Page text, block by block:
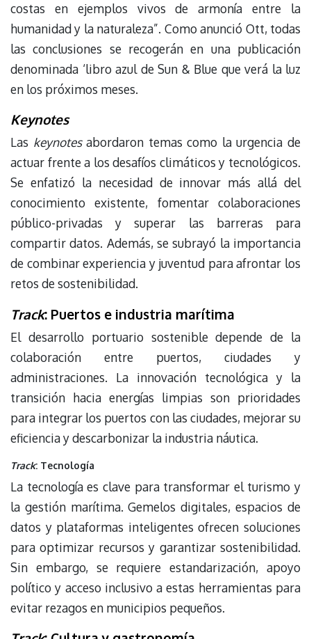
costas en ejemplos vivos de armonía entre la
humanidad y la naturaleza”. Como anunció Ott, todas
las conclusiones se recogerán en una publicación
denominada ‘libro azul de Sun & Blue que verá la luz
en los próximos meses.
Keynotes
Las keynotesabordaron temas como la urgencia de
actuar frente a los desafíos climáticos y tecnológicos.
Se enfatizó la necesidad de innovar más allá del
conocimiento existente, fomentar colaboraciones
público-privadas y superar las barreras para
compartir datos. Además, se subrayó la importancia
de combinar experiencia y juventud para afrontar los
retos de sostenibilidad.
Track: Puertos e industria marítima
El desarrollo portuario sostenible depende de la
colaboración entre puertos, ciudades y
administraciones. La innovación tecnológica y la
transición hacia energías limpias son prioridades
para integrar los puertos con las ciudades, mejorar su
eficiencia y descarbonizar la industria náutica.
Track: Tecnología
La tecnología es clave para transformar el turismo y
la gestión marítima. Gemelos digitales, espacios de
datos y plataformas inteligentes ofrecen soluciones
para optimizar recursos y garantizar sostenibilidad.
Sin embargo, se requiere estandarización, apoyo
político y acceso inclusivo a estas herramientas para
evitar rezagos en municipios pequeños.